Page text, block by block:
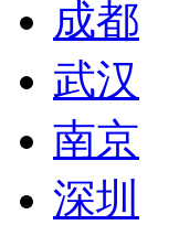
成都
武汉
南京
深圳